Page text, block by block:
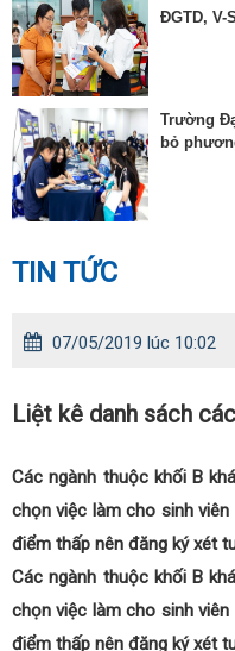
ĐGTD, V-
Trường
bỏ
TIN TỨC
07/05/2019 lúc 10:02
Liệt kê danh sách
Các ngành thuộc khối B
chọn việc làm cho sinh viên
điểm thấp nên đăng ký xét
Các ngành thuộc khối B
chọn việc làm cho sinh viên
điểm thấp nên đăng ký xét